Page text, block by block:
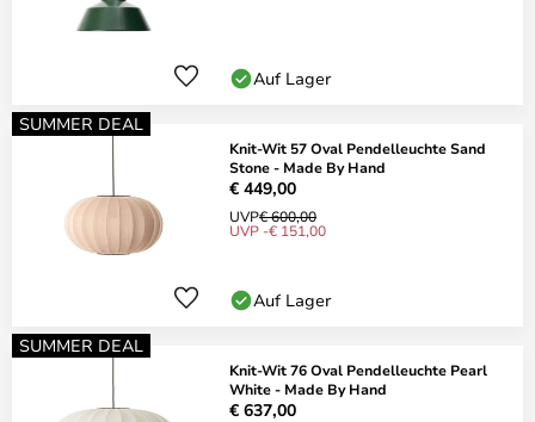
Auf Lager
SUMMER DEAL
Knit-Wit 57 Oval Pendelleuchte Sand
Stone - Made By Hand
€ 449,00
UVP€ 600,00
UVP -€ 151,00
Auf Lager
SUMMER DEAL
Knit-Wit 76 Oval Pendelleuchte Pearl
White - Made By Hand
€ 637,00